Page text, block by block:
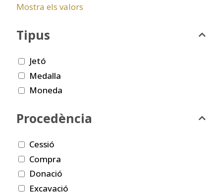
Mostra els valors
Tipus
Jetó
Medalla
Moneda
Procedència
Cessió
Compra
Donació
Excavació